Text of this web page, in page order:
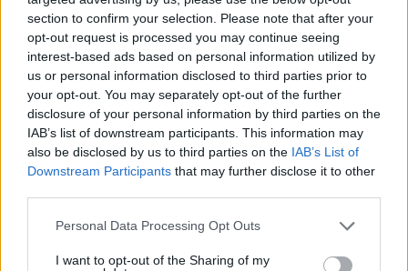
section to confirm your selection. Please note that after your
opt-out request is processed you may continue seeing
interest-based ads based on personal information utilized by
us or personal information disclosed to third parties prior to
your opt-out. You may separately opt-out of the further
disclosure of your personal information by third parties on the
IAB’s list of downstream participants. This information may
also be disclosed by us to third parties on the IAB’s List of
Downstream Participants that may further disclose it to other
Please note that this website/app uses one or more Google
not limited to your visit or usage behaviour. You may click to
Personal Data Processing Opt Outs
I want to opt-out of the Sharing of my